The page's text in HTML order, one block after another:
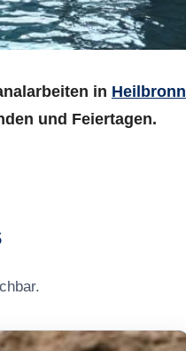
in Heilbronn
und Feiertagen.